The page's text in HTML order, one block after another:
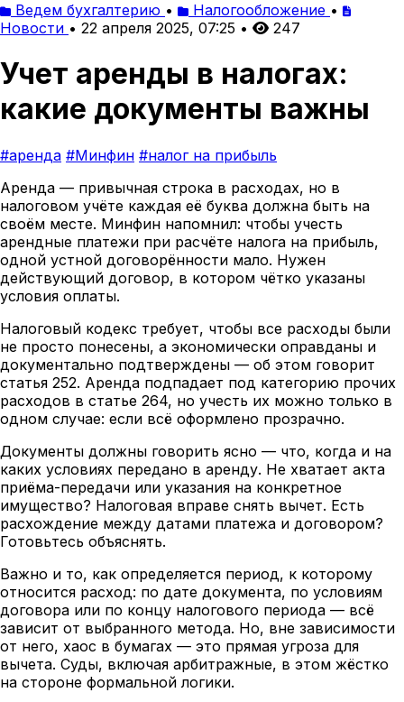
Ведем бухгалтерию • Налогообложение •
Новости • 22 апреля 2025, 07:25 • 247
Учет аренды в налогах:
какие документы важны
#аренда #Минфин #налог на прибыль
Аренда — привычная строка в расходах, но в
налоговом учёте каждая её буква должна быть на
своём месте. Минфин напомнил: чтобы учесть
арендные платежи при расчёте налога на прибыль,
одной устной договорённости мало. Нужен
действующий договор, в котором чётко указаны
условия оплаты.
Налоговый кодекс требует, чтобы все расходы были
не просто понесены, а экономически оправданы и
документально подтверждены — об этом говорит
статья 252. Аренда подпадает под категорию прочих
расходов в статье 264, но учесть их можно только в
одном случае: если всё оформлено прозрачно.
Документы должны говорить ясно — что, когда и на
каких условиях передано в аренду. Не хватает акта
приёма-передачи или указания на конкретное
имущество? Налоговая вправе снять вычет. Есть
расхождение между датами платежа и договором?
Готовьтесь объяснять.
Важно и то, как определяется период, к которому
относится расход: по дате документа, по условиям
договора или по концу налогового периода — всё
зависит от выбранного метода. Но, вне зависимости
от него, хаос в бумагах — это прямая угроза для
вычета. Суды, включая арбитражные, в этом жёстко
на стороне формальной логики.